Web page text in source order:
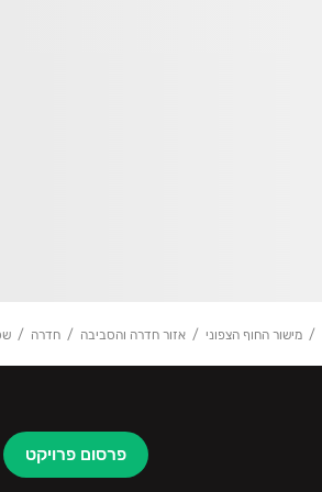
מישור החוף הצפוני אזור חדרה והסביבה חדרה
פרסום פרויקט